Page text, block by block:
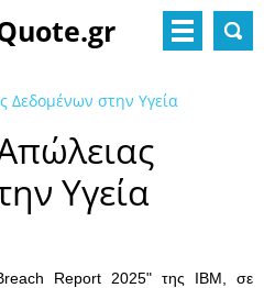
Δεδομένων στην Υγεία
Υγεία
Report 2025" της IBM, σε